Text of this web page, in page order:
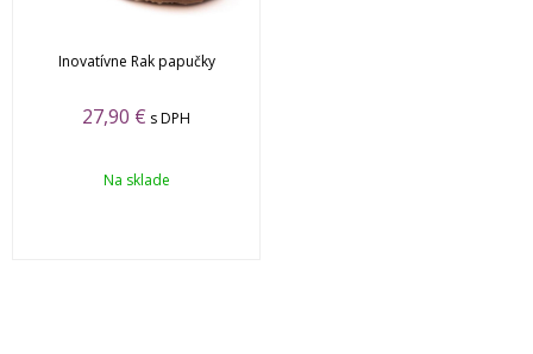
Inovatívne Rak papučky
27,90 € s DPH
Na sklade